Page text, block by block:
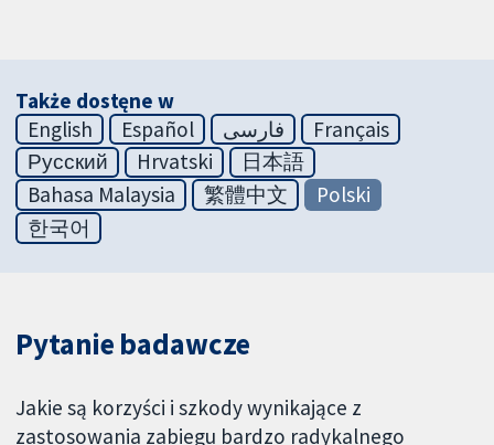
Także dostęne w
English
Español فارسی
Français
Русский
Hrvatski
日本語
Bahasa Malaysia
繁體中文
Polski
한국어
Pytanie badawcze
Jakie są korzyści i szkody wynikające z
zastosowania zabiegu bardzo radykalnego